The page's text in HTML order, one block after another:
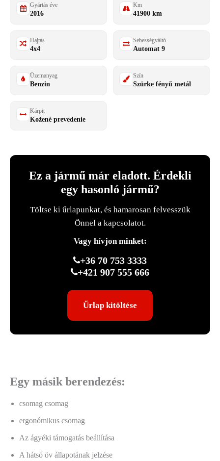
Gyártás éve
2016
Km
41900 km
Hajtás
4x4
Sebességváltó
Automat 9
Üzemanyag
Benzin
Szín
Szürke fényű metál
Kárpit
Kožené prevedenie
Ez a jármű már eladott. Érdekli
egy hasonló jármű?
Töltse ki űrlapunkat, és hamarosan felvesszük
Önnel a kapcsolatot.
Vagy hívjon minket:
+36 70 753 3333
+421 907 555 666
Űrlap kitöltése
Egy másik berendezés:
csomag csomag
ergonómikus csomag
Az ágyéki támogatás beállítása
A hátsó öv állapotának jelzése